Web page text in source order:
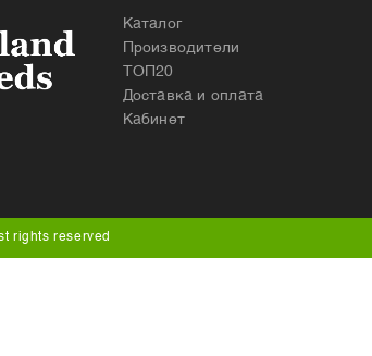
Каталог
Производители
ТОП20
Доставка и оплата
Кабинет
rights reserved